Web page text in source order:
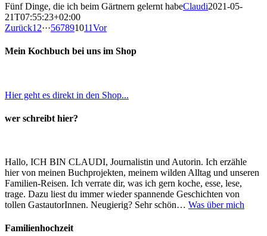
Fünf Dinge, die ich beim Gärtnern gelernt habeClaudi2021-05-
21T07:55:23+02:00
Zurück1 2···567891011Vor
Mein Kochbuch bei uns im Shop
Hier geht es direkt in den Shop...
wer schreibt hier?
Hallo, ICH BIN CLAUDI, Journalistin und Autorin. Ich erzähle
hier von meinen Buchprojekten, meinem wilden Alltag und unseren
Familien-Reisen. Ich verrate dir, was ich gern koche, esse, lese,
trage. Dazu liest du immer wieder spannende Geschichten von
tollen GastautorInnen. Neugierig? Sehr schön… Was über mich
Familienhochzeit